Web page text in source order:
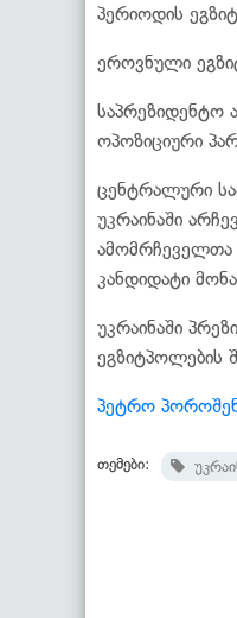
პერიოდის
ეროვნული
საპრეზიდენტო
ოპოზიციური
ცენტრალური
უკრაინაში
ამომრჩეველთა
კანდიდატი
უკრაინაში
ეგზიტპოლების
პეტრო
თემები: